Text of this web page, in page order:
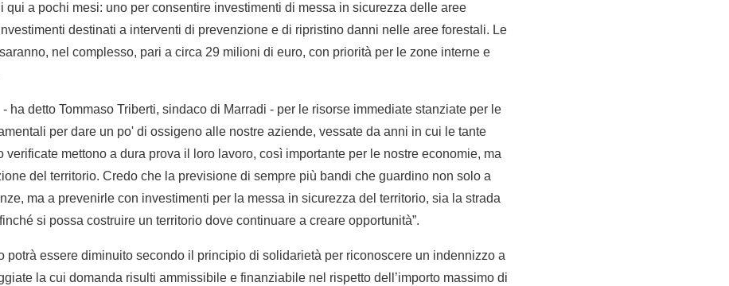
qui a pochi mesi: uno per consentire investimenti di messa in sicurezza delle aree
destinati a interventi di prevenzione e di ripristino danni nelle aree forestali. Le
nel complesso, pari a circa 29 milioni di euro, con priorità per le zone interne e
ha detto Tommaso Triberti, sindaco di Marradi - per le risorse immediate stanziate per le
per dare un po' di ossigeno alle nostre aziende, vessate da anni in cui le tante
verificate mettono a dura prova il loro lavoro, così importante per le nostre economie, ma
del territorio. Credo che la previsione di sempre più bandi che guardino non solo a
ma a prevenirle con investimenti per la messa in sicurezza del territorio, sia la strada
si possa costruire un territorio dove continuare a creare opportunità”.
potrà essere diminuito secondo il principio di solidarietà per riconoscere un indennizzo a
la cui domanda risulti ammissibile e finanziabile nel rispetto dell’importo massimo di